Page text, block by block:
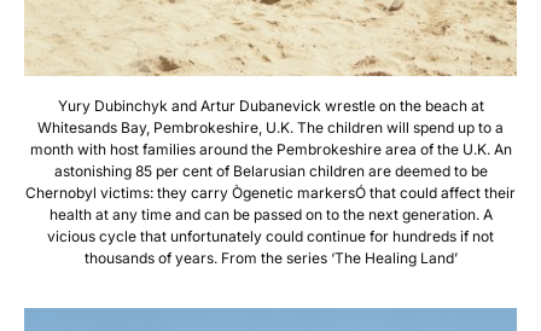
Yury Dubinchyk and Artur Dubanevick wrestle on the beach at
Whitesands Bay, Pembrokeshire, U.K. The children will spend up to a
month with host families around the Pembrokeshire area of the U.K. An
astonishing 85 per cent of Belarusian children are deemed to be
Chernobyl victims: they carry Ògenetic markersÓ that could affect their
health at any time and can be passed on to the next generation. A
vicious cycle that unfortunately could continue for hundreds if not
thousands of years. From the series ‘The Healing Land’